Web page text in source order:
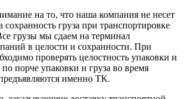
на то, что наша компания не несет
сохранность груза при транспортировке
грузы мы сдаем на терминал
в целости и сохранности. При
проверять целостность упаковки и
порче упаковки и груза во время
именно ТК.